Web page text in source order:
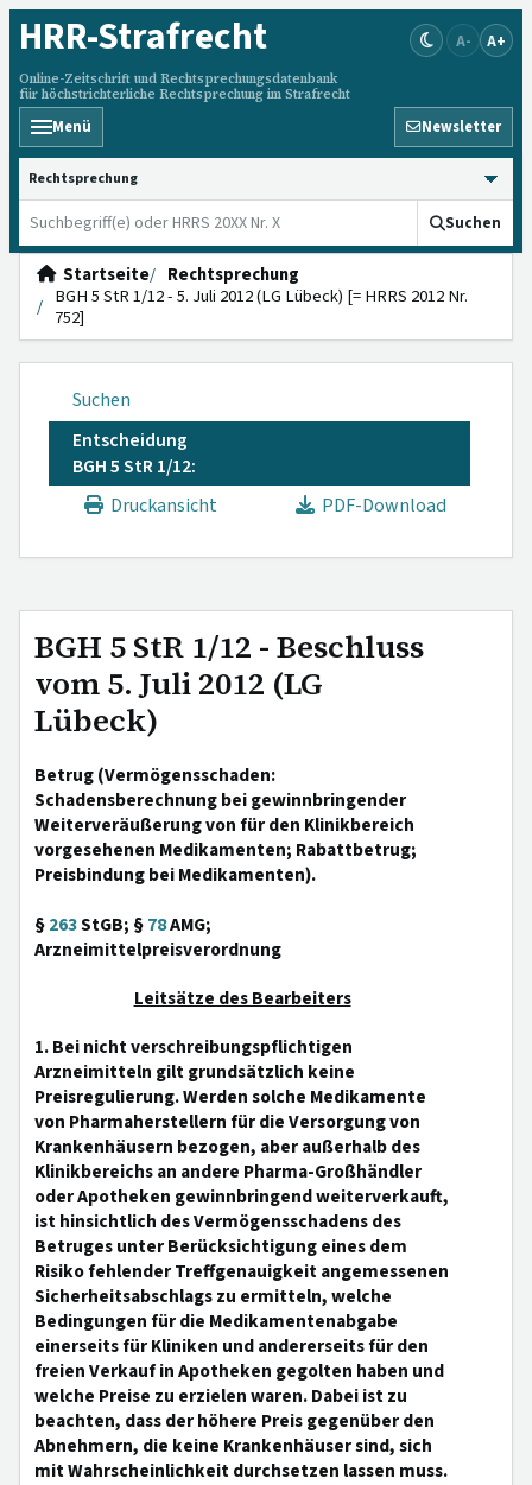
HRR-Strafrecht
Online-Zeitschrift und Rechtsprechungsdatenbank
für höchstrichterliche Rechtsprechung im Strafrecht
A- A+
Menü Newsletter
HRRS durchsuchen
Suchen
Startseite
Rechtsprechung
BGH 5 StR 1/12 - 5. Juli 2012 (LG Lübeck) [= HRRS 2012 Nr.
752]
Suchen
Entscheidung
BGH 5 StR 1/12:
Druckansicht
PDF-Download
BGH 5 StR 1/12 - Beschluss
vom 5. Juli 2012 (LG
Lübeck)
Betrug (Vermögensschaden:
Schadensberechnung bei gewinnbringender
Weiterveräußerung von für den Klinikbereich
vorgesehenen Medikamenten; Rabattbetrug;
Preisbindung bei Medikamenten).
§263StGB; §78AMG;
Arzneimittelpreisverordnung
Leitsätze des Bearbeiters
1. Bei nicht verschreibungspflichtigen
Arzneimitteln gilt grundsätzlich keine
Preisregulierung. Werden solche Medikamente
von Pharmaherstellern für die Versorgung von
Krankenhäusern bezogen, aber außerhalb des
Klinikbereichs an andere Pharma-Großhändler
oder Apotheken gewinnbringend weiterverkauft,
ist hinsichtlich des Vermögensschadens des
Betruges unter Berücksichtigung eines dem
Risiko fehlender Treffgenauigkeit angemessenen
Sicherheitsabschlags zu ermitteln, welche
Bedingungen für die Medikamentenabgabe
einerseits für Kliniken und andererseits für den
freien Verkauf in Apotheken gegolten haben und
welche Preise zu erzielen waren. Dabei ist zu
beachten, dass der höhere Preis gegenüber den
Abnehmern, die keine Krankenhäuser sind, sich
mit Wahrscheinlichkeit durchsetzen lassen muss.